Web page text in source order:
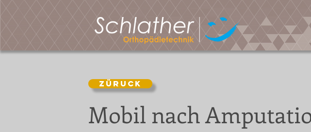
Züruck
Mobil nach